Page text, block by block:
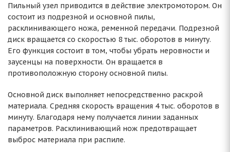
Пильный узел приводится в действие электромотором. Он
состоит из подрезной и основной пилы,
расклинивающего ножа, ременной передачи. Подрезной
диск вращается со скоростью 8 тыс. оборотов в минуту.
Его функция состоит в том, чтобы убрать неровности и
заусенцы на поверхности. Он вращается в
противоположную сторону основной пилы.
Основной диск выполняет непосредственно раскрой
материала. Средняя скорость вращения 4 тыс. оборотов в
минуту. Благодаря нему получается линии заданных
параметров. Расклинивающий нож предотвращает
выброс материала при распиле.